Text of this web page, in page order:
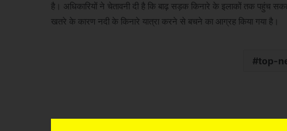
है। अधिकारियों ने चेतावनी दी है कि बाढ़ सड़क किनारे के इलाकों तक पहुंच
खतरे के कारण नदी के किनारे यात्रा करने से बचने का आग्रह किया गया है।
top-